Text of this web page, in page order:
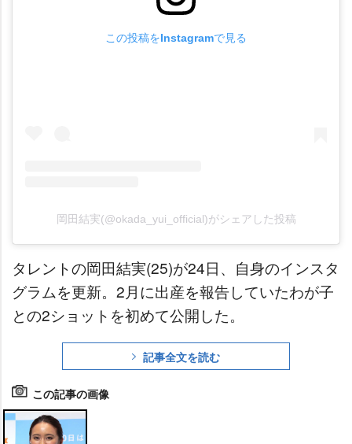
この投稿をInstagramで見る
岡田結実(@okada_yui_official)がシェアした投稿
タレントの岡田結実(25)が24日、自身のインスタ
グラムを更新。2月に出産を報告していたわが子
との2ショットを初めて公開した。
記事全文を読む
この記事の画像